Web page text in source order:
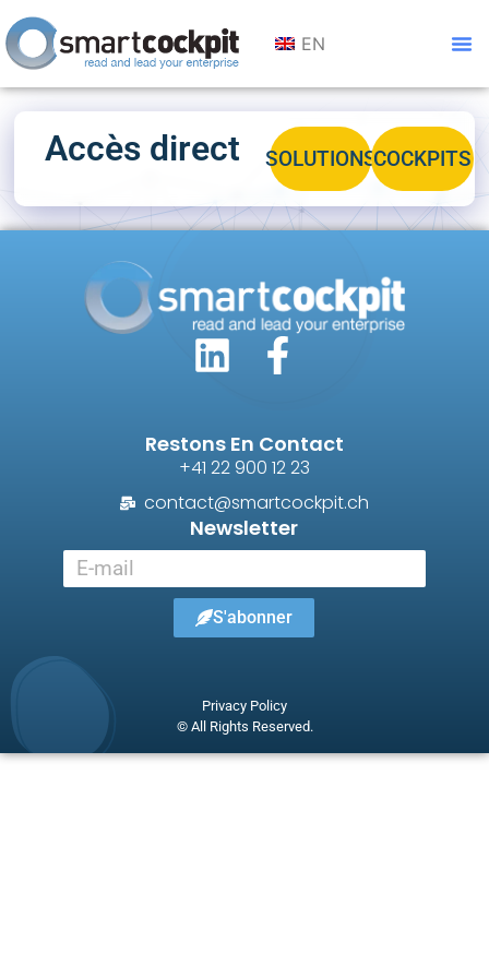
EN
Accès direct SOLUTIONSCOCKPITS
Restons En Contact
+41 22 900 12 23
contact@smartcockpit.ch
Newsletter
S'abonner
Privacy Policy
© All Rights Reserved.